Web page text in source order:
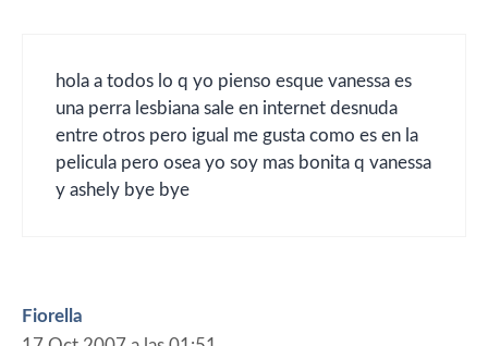
hola a todos lo q yo pienso esque vanessa es
una perra lesbiana sale en internet desnuda
entre otros pero igual me gusta como es en la
pelicula pero osea yo soy mas bonita q vanessa
y ashely bye bye
Fiorella